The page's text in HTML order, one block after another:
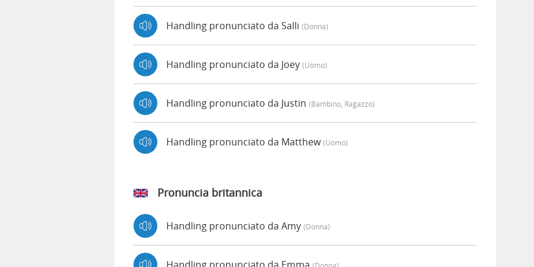
Handling pronunciato da Salli (donna)
Handling pronunciato da Joey (uomo)
Handling pronunciato da Justin (bambino, Ragazzo)
Handling pronunciato da Matthew(uomo)
Pronuncia britannica
Handling pronunciato da Amy (donna)